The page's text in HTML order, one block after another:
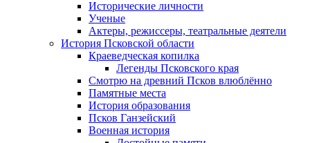
Исторические личности
Ученые
Актеры, режиссеры, театральные деятели
История Псковской области
Краеведческая копилка
Легенды Псковского края
Смотрю на древний Псков влюблённо
Памятные места
История образования
Псков Ганзейский
Военная история